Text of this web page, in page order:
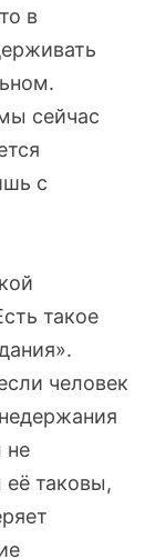
в
сейчас
с
такое
человек
не
её таковы,